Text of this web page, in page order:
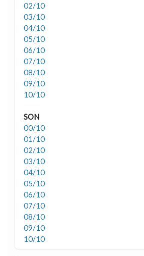
02/10
03/10
04/10
05/10
06/10
07/10
08/10
09/10
10/10
SON
00/10
01/10
02/10
03/10
04/10
05/10
06/10
07/10
08/10
09/10
10/10